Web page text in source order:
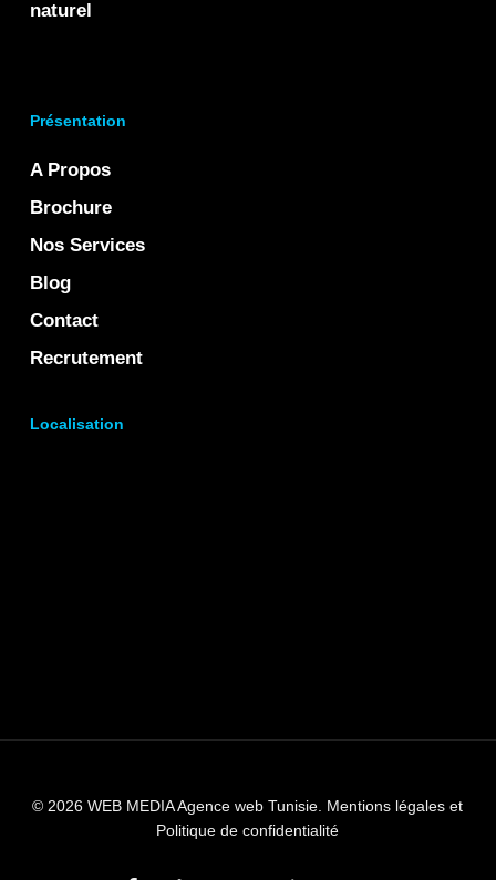
naturel
Présentation
A Propos
Brochure
Nos Services
Blog
Contact
Recrutement
Localisation
© 2026 WEB MEDIA Agence web Tunisie. Mentions légales et
Politique de confidentialité